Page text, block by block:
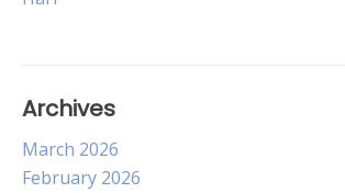
navigation
Archives
March 2026
February 2026